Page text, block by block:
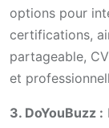
options pour
certifications,
partageable,
et
3. DoYouBuzz :